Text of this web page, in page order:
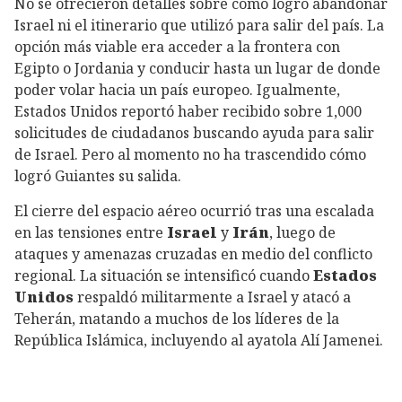
Israel ni el itinerario que utilizó para salir del país. La
opción más viable era acceder a la frontera con
Egipto o Jordania y conducir hasta un lugar de donde
poder volar hacia un país europeo. Igualmente,
Estados Unidos reportó haber recibido sobre 1,000
solicitudes de ciudadanos buscando ayuda para salir
de Israel. Pero al momento no ha trascendido cómo
logró Guiantes su salida.
El cierre del espacio aéreo ocurrió tras una escalada
en las tensiones entre Israel y Irán, luego de
ataques y amenazas cruzadas en medio del conflicto
regional. La situación se intensificó cuandoEstados
Unidos respaldó militarmente a Israel y atacó a
Teherán, matando a muchos de los líderes de la
República Islámica, incluyendo al ayatola Alí Jamenei.